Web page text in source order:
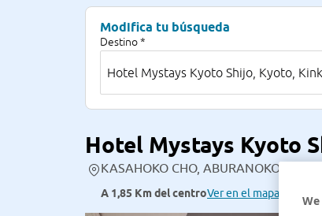
Modifica tu búsqueda
Destino *
Hotel Mystays Kyoto
KASAHOKO CHO, ABURANOKOJI
A 1,85 Km del centroVer en el mapa